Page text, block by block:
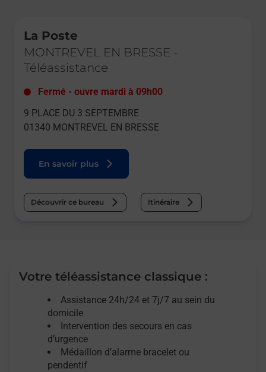
La Poste
MONTREVEL EN BRESSE -
Téléassistance
Fermé - ouvre mardi à 09h00
9 PLACE DU 3 SEPTEMBRE
01340 MONTREVEL EN BRESSE
En savoir plus
Découvrir ce bureau Itinéraire
Votre téléassistance classique :
Assistance 24h/24 et 7j/7 au sein du
domicile
Intervention des secours en cas
d’urgence
Médaillon d’alarme bracelet ou
pendentif